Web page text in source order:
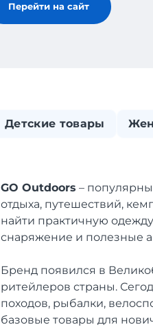
Перейти на сайт
Детские товары
GO Outdoors –
отдыха, путешествий,
найти практичную
снаряжение и полезные
Бренд появился в
ритейлеров страны.
походов, рыбалки,
базовые товары для